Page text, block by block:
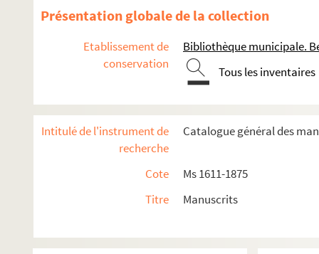
Présentation globale de la collection
Etablissement de
conservation
Bibliothèque municipale.
Tous les inventaires
Intitulé de l'instrument de
recherche
Catalogue général des
Cote
Ms 1611-1875
Titre
Manuscrits
Fol. 4. Bulle du pape Boniface VIII, incomplète de
Fol. 7. Lettres patentes de Jeanne de
Fol. 10. Mandement du roi Charles V aux consuls
Fol. 22. Acte d'appel de l'archevêque de
Fol. 23. Extrait du testament de Theobald de
Fol. 28. Mandement du roi Henri VI
Fol. 33. Testament de Marie Dandolo. Venise, 22
Fol. 39. [Titre absent ou non renseigné]